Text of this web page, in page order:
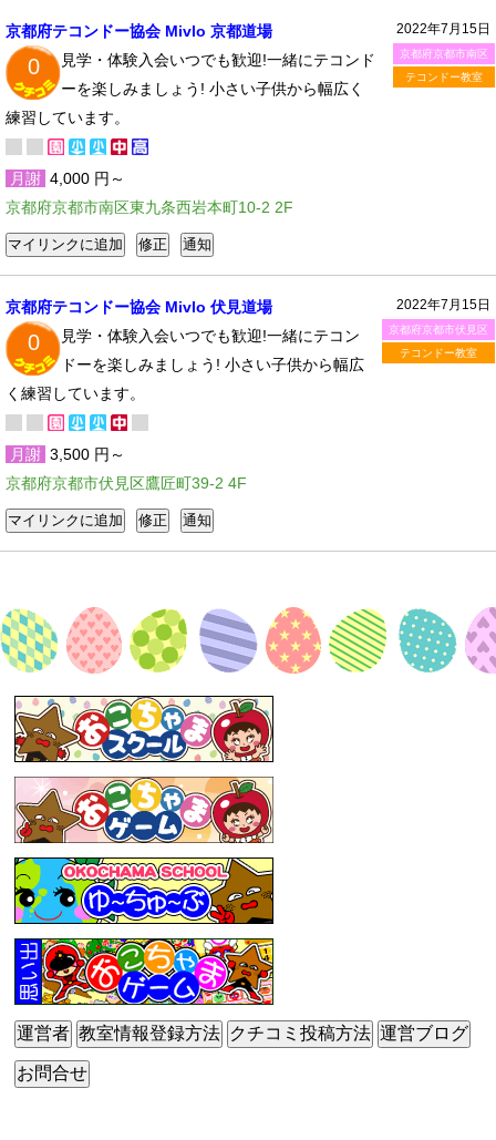
2022年7月15日
京都府京都市南区
テコンドー教室
京都府テコンドー協会 Mivlo 京都道場
0
見学・体験入会いつでも歓迎!一緒にテコンド
ーを楽しみましょう! 小さい子供から幅広く
練習しています。
月謝 4,000 円～
京都府京都市南区東九条西岩本町10-2 2F
2022年7月15日
京都府京都市伏見区
テコンドー教室
京都府テコンドー協会 Mivlo 伏見道場
0
見学・体験入会いつでも歓迎!一緒にテコン
ドーを楽しみましょう! 小さい子供から幅広
く練習しています。
月謝 3,500 円～
京都府京都市伏見区鷹匠町39-2 4F